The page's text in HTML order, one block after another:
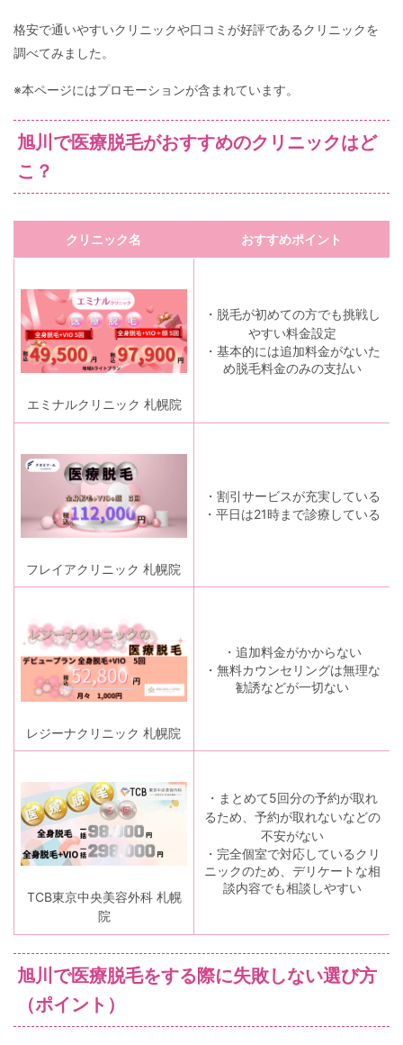
格安で通いやすいクリニックや口コミが好評であるクリニックを
調べてみました。
※本ページにはプロモーションが含まれています。
旭川で医療脱毛がおすすめのクリニックはど
こ？
クリニック名 おすすめポイント
エミナルクリニック 札幌院
・脱毛が初めての方でも挑戦し
やすい料金設定
・基本的には追加料金がないた
め脱毛料金のみの支払い
フレイアクリニック 札幌院
・割引サービスが充実している
・平日は21時まで診療している
レジーナクリニック 札幌院
・追加料金がかからない
・無料カウンセリングは無理な
勧誘などが一切ない
TCB東京中央美容外科 札幌
院
・まとめて5回分の予約が取れ
るため、予約が取れないなどの
不安がない
・完全個室で対応しているクリ
ニックのため、デリケートな相
談内容でも相談しやすい
旭川で医療脱毛をする際に失敗しない選び方
（ポイント）